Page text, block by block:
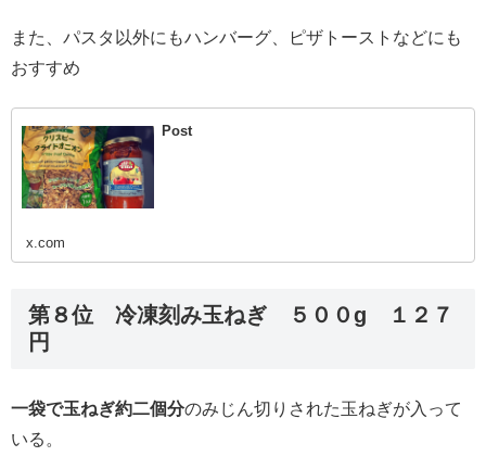
また、パスタ以外にもハンバーグ、ピザトーストなどにも
おすすめ
Post
x.com
第８位 冷凍刻み玉ねぎ ５００g １２７
円
一袋で玉ねぎ約二個分のみじん切りされた玉ねぎが入って
いる。